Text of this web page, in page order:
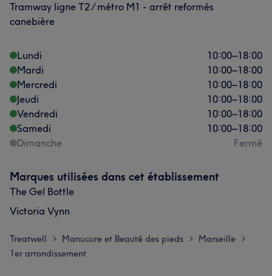
Tramway ligne T2 / métro M1 - arrêt reformés
canebière
Lundi 10:00–18:00
Mardi
10:00–18:00
Mercredi
10:00–18:00
Jeudi
10:00–18:00
Vendredi
10:00–18:00
Samedi
10:00–18:00
Dimanche
Fermé
Marques utilisées dans cet établissement
The Gel Bottle
Victoria Vynn
Treatwell > Manucure et Beauté des pieds > Marseille >
1er arrondissement